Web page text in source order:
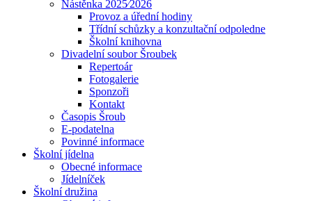
Nástěnka 2025⁄2026
Provoz a úřední hodiny
Třídní schůzky a konzultační odpoledne
Školní knihovna
Divadelní soubor Šroubek
Repertoár
Fotogalerie
Sponzoři
Kontakt
Časopis Šroub
E-podatelna
Povinné informace
Školní jídelna
Obecné informace
Jídelníček
Školní družina